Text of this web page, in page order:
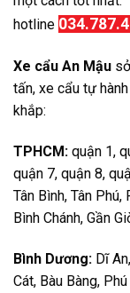
hotline
Xe cẩu An Mậu
tấn, xe cẩu tự
khắp:
TPHCM: quận 1,
quận 7, quận 8,
Tân Bình, Tân Phú,
Bình Chánh, Gần
Bình Dương: Dĩ
Cát, Bàu Bàng,